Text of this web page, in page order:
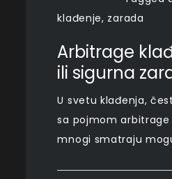
klađenje, zarada
Arbitrage
ili sigurna
U svetu klađenja,
sa pojmom arbitrage
mnogi smatraju